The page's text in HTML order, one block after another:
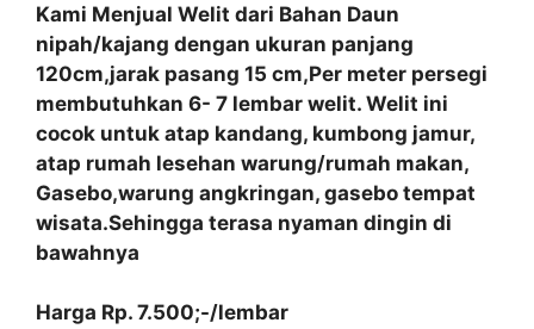
Kami Menjual Welit dari Bahan Daun
nipah/kajang dengan ukuran panjang
120cm,jarak pasang 15 cm,Per meter persegi
membutuhkan 6- 7 lembar welit. Welit ini
cocok untuk atap kandang, kumbong jamur,
atap rumah lesehan warung/rumah makan,
Gasebo,warung angkringan, gasebo tempat
wisata.Sehingga terasa nyaman dingin di
bawahnya
Harga Rp. 7.500;-/lembar